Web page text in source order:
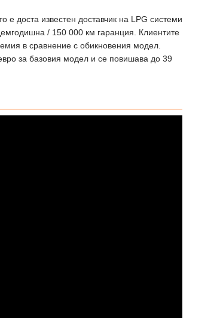
е доста известен доставчик на LPG системи
/ 150 000 км гаранция. Клиентите
в сравнение с обикновения модел.
за базовия модел и се повишава до 39